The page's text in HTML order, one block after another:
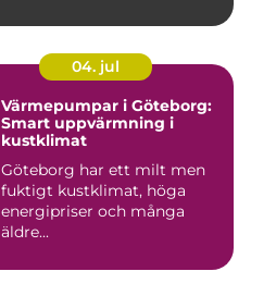
04. jul
Värmepumpar i Göteborg:
Smart uppvärmning i
kustklimat
Göteborg har ett milt men
fuktigt kustklimat, höga
energipriser och många
äldre...